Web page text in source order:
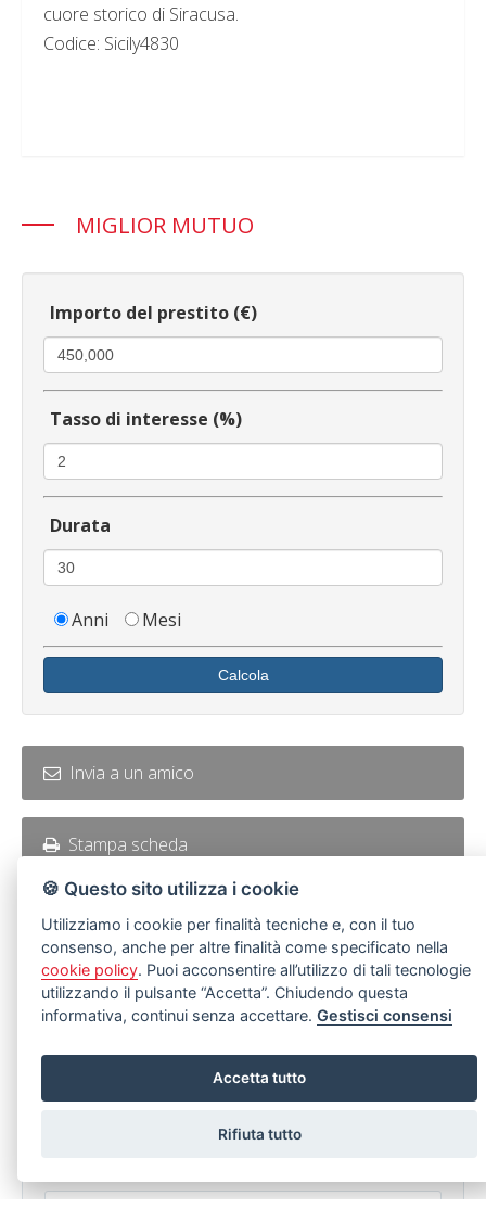
cuore storico di Siracusa.
Codice: Sicily4830
MIGLIOR MUTUO
Importo del prestito (€)
Tasso di interesse (%)
Durata
Anni Mesi
Calcola
Invia a un amico
Stampa scheda
RICHIEDI INFORMAZIONI
Codice immobile Sicily4830
🍪 Questo sito utilizza i cookie
Utilizziamo i cookie per finalità tecniche e, con il tuo
consenso, anche per altre finalità come specificato nella
cookie policy. Puoi acconsentire all’utilizzo di tali tecnologie
utilizzando il pulsante “Accetta”. Chiudendo questa
informativa, continui senza accettare.Gestisci consensi
Accetta tutto
Rifiuta tutto